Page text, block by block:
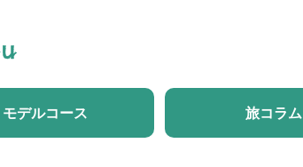
モデルコース 旅コラム